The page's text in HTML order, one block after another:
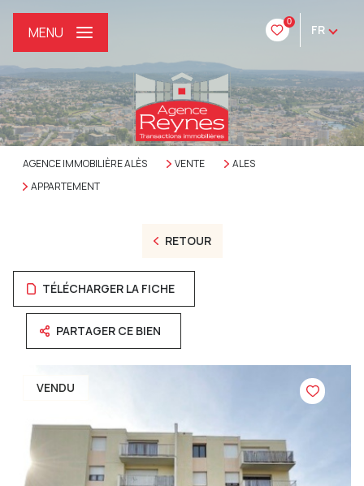
0
FR
MENU
AGENCE IMMOBILIÈRE ALÈS VENTE
ALES
APPARTEMENT
RETOUR
TÉLÉCHARGER LA FICHE
PARTAGER CE BIEN
VENDU